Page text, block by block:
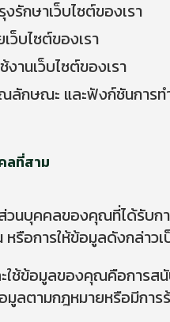
งรักษาเว็บไซต์ของเรา
ว็บไซต์ของเรา
งานเว็บไซต์ของเรา
ษณะ และฟังก์ชันการท
ลที่สาม
วนบุคคลของคุณที่ได้รับ
รือการให้ข้อมูลดังกล่า
ใช้ข้อมูลของคุณคือการส
ลตามกฎหมายหรือมีกา